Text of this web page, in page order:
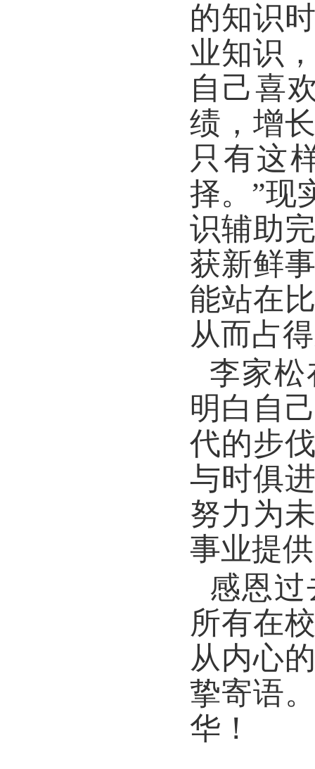
的知识
业知识
自己喜
绩，增
只有这
择。”现
识辅助
获新鲜
能站在
从而占
李家
明白自
代的步
与时俱
努力为
事业提
感恩
所有在
从内心
挚寄语
华！